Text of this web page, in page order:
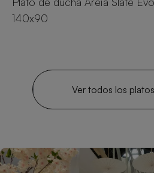
140x90
Ver todos los